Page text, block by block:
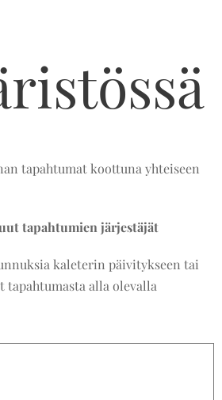
tapahtumat koottuna yhteiseen
tapahtumien järjestäjät
kaleterin päivitykseen tai
tapahtumasta alla olevalla